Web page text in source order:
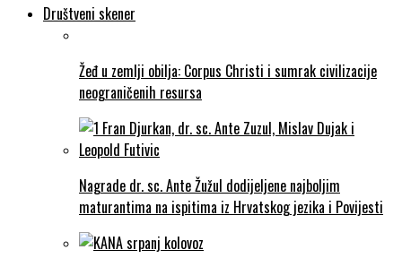
Društveni skener
Žeđ u zemlji obilja: Corpus Christi i sumrak civilizacije
neograničenih resursa
Nagrade dr. sc. Ante Žužul dodijeljene najboljim
maturantima na ispitima iz Hrvatskog jezika i Povijesti